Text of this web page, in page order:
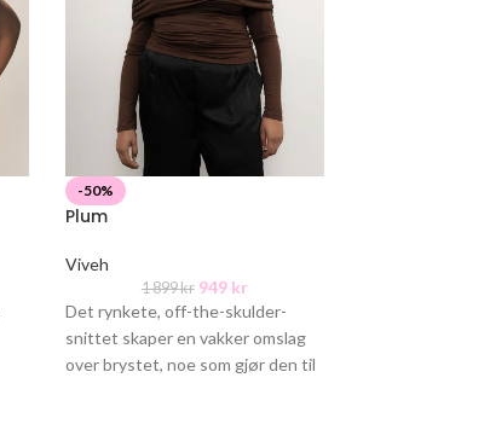
-50%
Plum
Viveh
1 899kr 949 kr
Det rynkete, off-the-skulder-
snittet skaper en vakker omslag
over brystet, noe som gjør den til